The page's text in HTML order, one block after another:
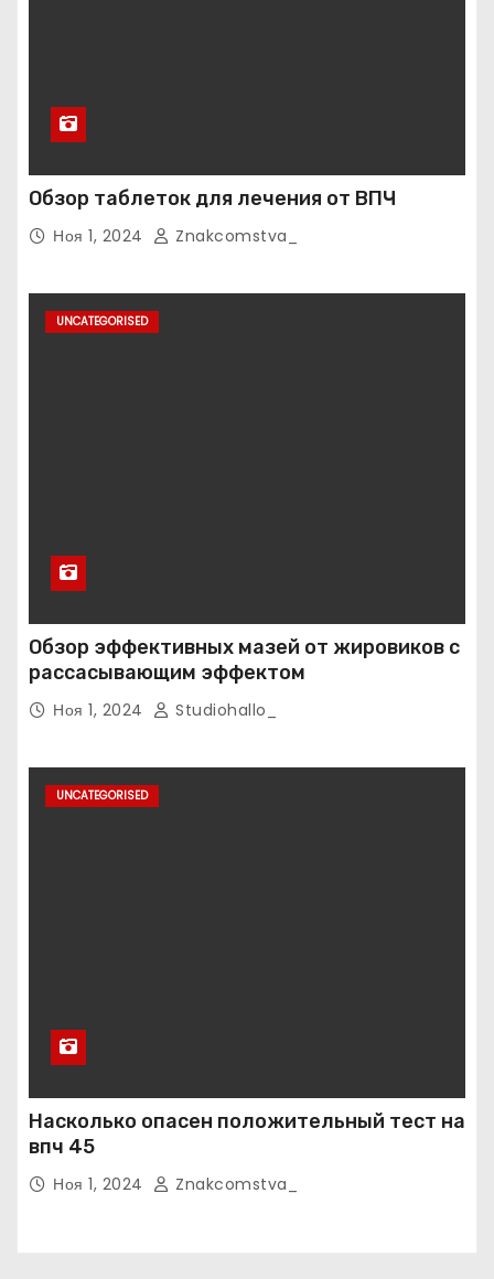
Обзор таблеток для лечения от ВПЧ
Ноя 1, 2024 Znakcomstva_
UNCATEGORISED
Обзор эффективных мазей от жировиков с
рассасывающим эффектом
Ноя 1, 2024 Studiohallo_
UNCATEGORISED
Насколько опасен положительный тест на
впч 45
Ноя 1, 2024 Znakcomstva_